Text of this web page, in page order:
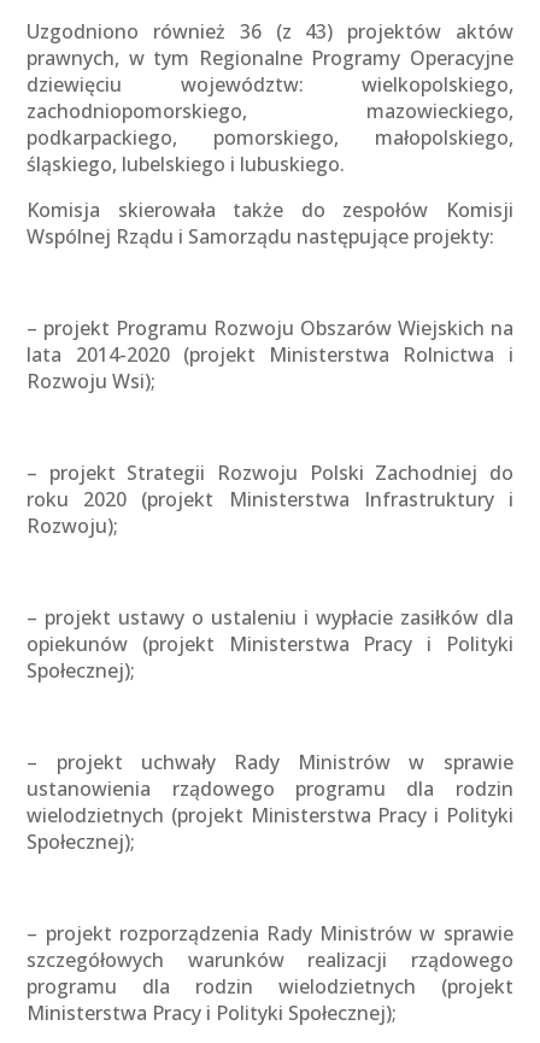
Uzgodniono również 36 (z 43) projektów aktów
prawnych, w tym Regionalne Programy Operacyjne
dziewięciu województw: wielkopolskiego,
zachodniopomorskiego, mazowieckiego,
podkarpackiego, pomorskiego, małopolskiego,
śląskiego, lubelskiego i lubuskiego.
Komisja skierowała także do zespołów Komisji
Wspólnej Rządu i Samorządu następujące projekty:
– projekt Programu Rozwoju Obszarów Wiejskich na
lata 2014-2020 (projekt Ministerstwa Rolnictwa i
Rozwoju Wsi);
– projekt Strategii Rozwoju Polski Zachodniej do
roku 2020 (projekt Ministerstwa Infrastruktury i
Rozwoju);
– projekt ustawy o ustaleniu i wypłacie zasiłków dla
opiekunów (projekt Ministerstwa Pracy i Polityki
Społecznej);
– projekt uchwały Rady Ministrów w sprawie
ustanowienia rządowego programu dla rodzin
wielodzietnych (projekt Ministerstwa Pracy i Polityki
Społecznej);
– projekt rozporządzenia Rady Ministrów w sprawie
szczegółowych warunków realizacji rządowego
programu dla rodzin wielodzietnych (projekt
Ministerstwa Pracy i Polityki Społecznej);